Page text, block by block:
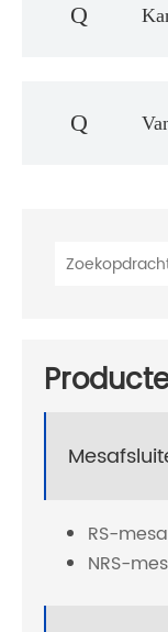
Q
Q
RS-
NRS-